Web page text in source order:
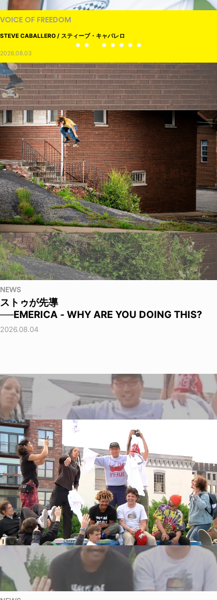
VOICE OF FREEDOM
STEVE CABALLERO / スティーブ・キャバレロ
2026.08.03
NEWS
ストゥが先導
──EMERICA - WHY ARE YOU DOING THIS?
2026.08.04